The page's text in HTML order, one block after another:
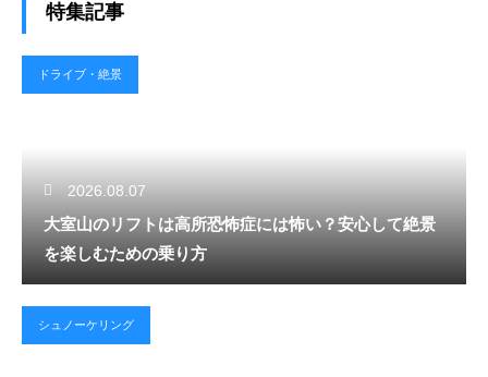
特集記事
ドライブ・絶景
2026.08.07
大室山のリフトは高所恐怖症には怖い？安心して絶景
を楽しむための乗り方
シュノーケリング